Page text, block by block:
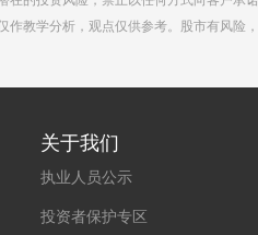
教学分析，观点仅供参考。股市有风险，
关于我们
执业人员公示
投资者保护专区